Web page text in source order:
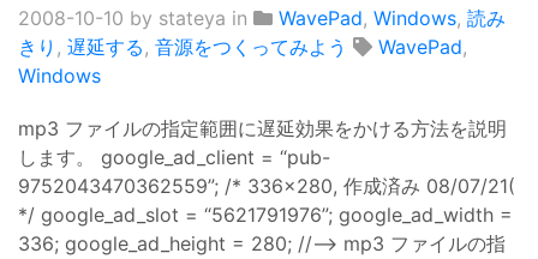
2008-10-10 by stateya in WavePad, Windows, 読み
きり , 遅延する, 音源をつくってみよう WavePad,
Windows
mp3 ファイルの指定範囲に遅延効果をかける方法を説明
します。 google_ad_client = “pub-
9752043470362559”; /* 336x280, 作成済み 08/07/21(
*/ google_ad_slot = “5621791976”; google_ad_width =
336; google_ad_height = 280; //–> mp3 ファイルの指